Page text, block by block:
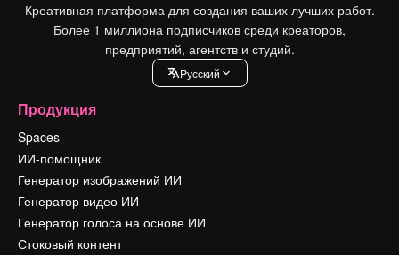
Креативная платформа для создания ваших лучших работ.
Более 1 миллиона подписчиков среди креаторов,
предприятий, агентств и студий.
Pусский
Продукция
Spaces
ИИ-помощник
Генератор изображений ИИ
Генератор видео ИИ
Генератор голоса на основе ИИ
Стоковый контент